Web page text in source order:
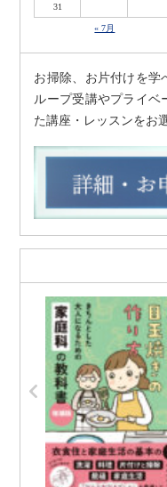
31
« 7月
お掃除、お片付けを学
ループ受講やプライベ
た講座・レッスンをお